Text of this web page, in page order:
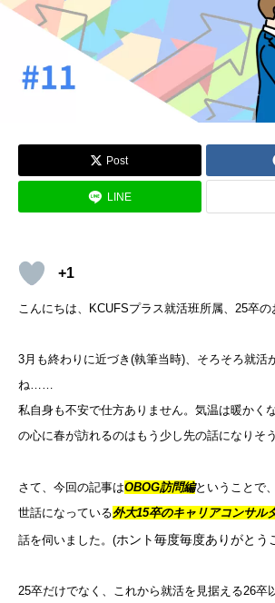
Post
LINE
+1
こんにちは、KCUFSプラス就活班所属、25卒の
3月も終わりに近づき(執筆当時)、そろそろ就活
ね……
私自身も不安で仕方ありません。気温は暖かく
の心に春が訪れるのはもう少し先の話になりそ
さて、今回の記事はOBOG訪問編ということで
世話になっている外大15卒のキャリアコンサル
話を伺いました。(ホント毎度毎度ありがとう
25卒だけでなく、これから就活を見据える26卒